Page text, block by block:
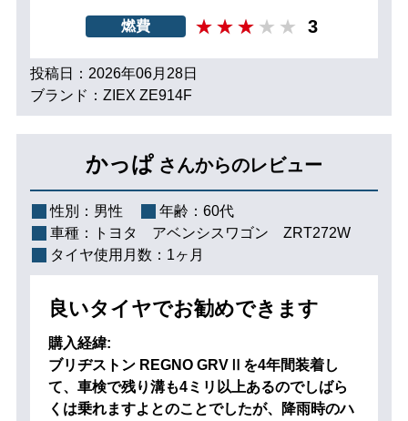
燃費 3
投稿日：2026年06月28日
ブランド：ZIEX ZE914F
かっぱ さんからのレビュー
性別： 男性 年齢： 60代
車種：
トヨタ アベンシスワゴン ZRT272W
タイヤ使用月数： 1ヶ月
良いタイヤでお勧めできます
購入経緯:
ブリヂストン REGNO GRVⅡを4年間装着し
て、車検で残り溝も4ミリ以上あるのでしばら
くは乗れますよとのことでしたが、降雨時のハ